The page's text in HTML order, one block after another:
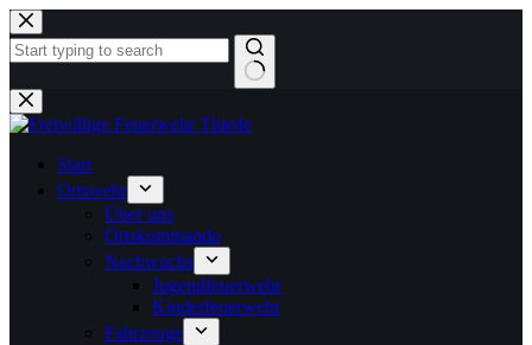
Zum
Inhalt
springen
Keine
Ergebnisse
Start
Ortswehr
Über uns
Ortskommando
Nachwuchs
Jugendfeuerwehr
Kinderfeuerwehr
Fahrzeuge